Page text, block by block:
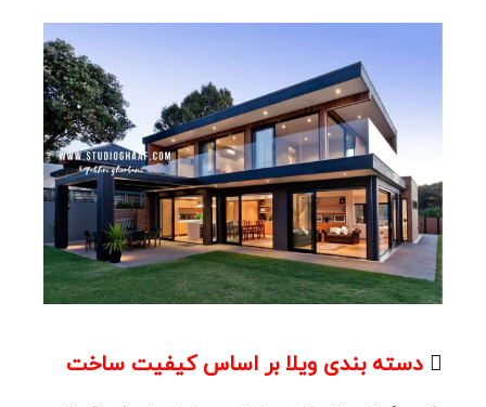
 دسته بندی ویلا بر اساس کیفیت ساخت